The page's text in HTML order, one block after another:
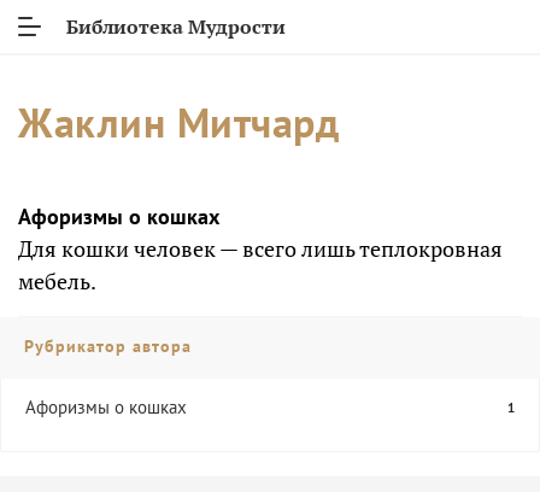
Библиотека Мудрости
Жаклин Митчард
Афоризмы о кошках
Для кошки человек — всего лишь теплокровная
мебель.
Рубрикатор автора
Афоризмы о кошках 1